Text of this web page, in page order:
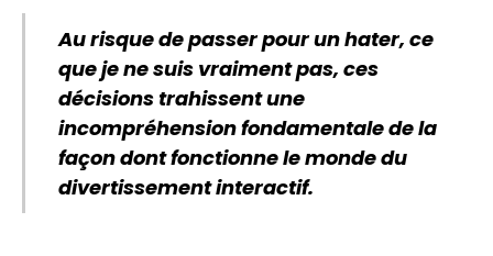
Au risque de passer pour un hater, ce
que je ne suis vraiment pas, ces
décisions trahissent une
incompréhension fondamentale de la
façon dont fonctionne le monde du
divertissement interactif.